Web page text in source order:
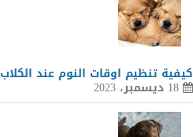
كيفية تنظيم اوقات النوم عند الكلاب
18 ديسمبر، 2023